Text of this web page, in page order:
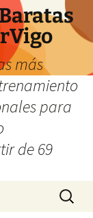
más
para
de 69
Buscar: